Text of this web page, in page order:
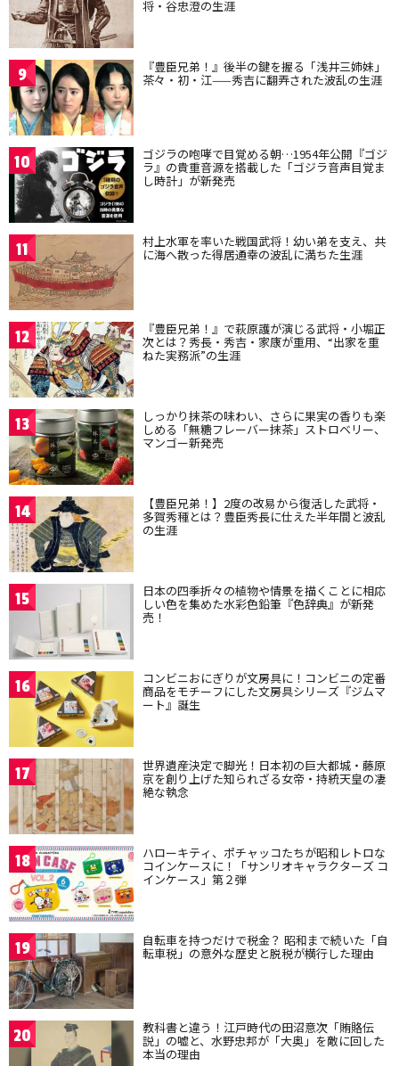
将・谷忠澄の生涯
9 『豊臣兄弟！』後半の鍵を握る「浅井三姉妹」
茶々・初・江——秀吉に翻弄された波乱の生涯
10 ゴジラの咆哮で目覚める朝…1954年公開『ゴジ
ラ』の貴重音源を搭載した「ゴジラ音声目覚ま
し時計」が新発売
11 村上水軍を率いた戦国武将！幼い弟を支え、共
に海へ散った得居通幸の波乱に満ちた生涯
12 『豊臣兄弟！』で萩原護が演じる武将・小堀正
次とは？秀長・秀吉・家康が重用、“出家を重
ねた実務派”の生涯
13 しっかり抹茶の味わい、さらに果実の香りも楽
しめる「無糖フレーバー抹茶」ストロベリー、
マンゴー新発売
14 【豊臣兄弟！】2度の改易から復活した武将・
多賀秀種とは？豊臣秀長に仕えた半年間と波乱
の生涯
15 日本の四季折々の植物や情景を描くことに相応
しい色を集めた水彩色鉛筆『色辞典』が新発
売！
16 コンビニおにぎりが文房具に！コンビニの定番
商品をモチーフにした文房具シリーズ『ジムマ
ート』誕生
17 世界遺産決定で脚光！日本初の巨大都城・藤原
京を創り上げた知られざる女帝・持統天皇の凄
絶な執念
18 ハローキティ、ポチャッコたちが昭和レトロな
コインケースに！「サンリオキャラクターズ コ
インケース」第２弾
19 自転車を持つだけで税金？ 昭和まで続いた「自
転車税」の意外な歴史と脱税が横行した理由
20 教科書と違う！江戸時代の田沼意次「賄賂伝
説」の嘘と、水野忠邦が「大奥」を敵に回した
本当の理由